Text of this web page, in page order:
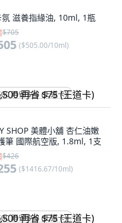
氛 滋養指緣油, 10ml, 1瓶
$705
($505.00/10ml)
再省 $75 (王道卡)
SHOP 美體小舖 杏仁油嫩
筆 國際航空版, 1.8ml, 1支
$426
($1416.67/10ml)
再省 $75 (王道卡)